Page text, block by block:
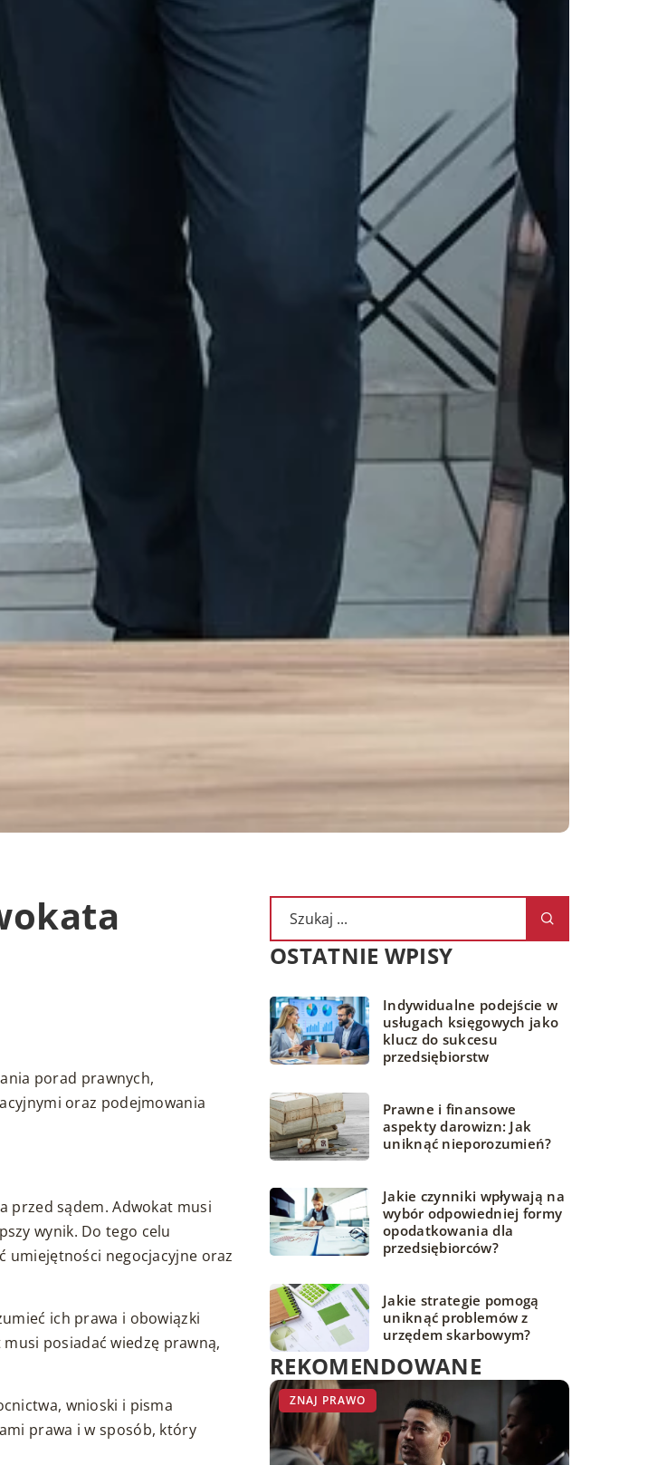
porad prawnych,
oraz podejmowania
przed sądem. Adwokat musi
wynik. Do tego celu
umiejętności negocjacyjne oraz
ich prawa i obowiązki
posiadać wiedzę prawną,
wnioski i pisma
prawa i w sposób, który
OSTATNIE WPISY
Indywidualne podejście w
usługach księgowych jako
klucz do sukcesu
przedsiębiorstw
Prawne i finansowe
aspekty darowizn: Jak
uniknąć nieporozumień?
Jakie czynniki wpływają na
wybór odpowiedniej formy
opodatkowania dla
przedsiębiorców?
Jakie strategie pomogą
uniknąć problemów z
urzędem skarbowym?
REKOMENDOWANE
PODATKI
ZNAJ PRAWO
BIZNES